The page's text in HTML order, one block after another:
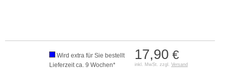
17,90 €
inkl. MwSt. zzgl. Versand
Wird extra für Sie bestellt
Lieferzeit ca. 9 Wochen*